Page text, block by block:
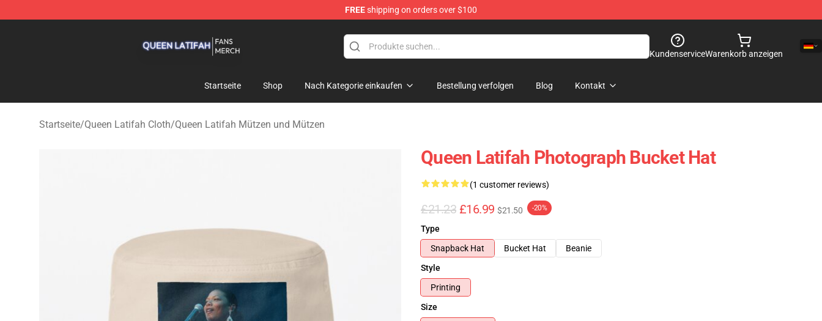
FREEshipping on orders over $100
KundenserviceWarenkorb anzeigen
Startseite Shop Nach Kategorie einkaufen Bestellung verfolgen Blog Kontakt
Startseite/Queen Latifah Cloth/Queen Latifah Mützen und Mützen
Queen Latifah Photograph Bucket Hat
(1 customer reviews)
£21.23 £16.99 $21.50 -20%
Type
Snapback Hat
Bucket Hat
Beanie
Style
Printing
Size